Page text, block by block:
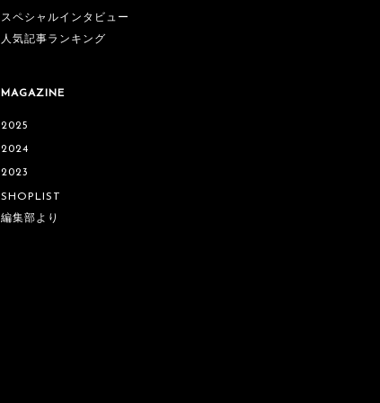
スペシャルインタビュー
人気記事ランキング
MAGAZINE
2025
2024
2023
SHOPLIST
編集部より